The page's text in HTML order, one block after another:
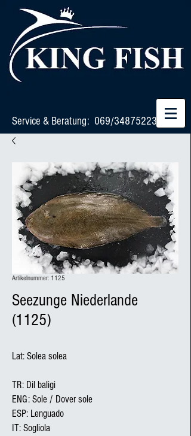
Service & Beratung: 069/34875223
Artikelnummer: 1125
Seezunge Niederlande
(1125)
Lat: Solea solea
TR: Dil baligi
ENG: Sole / Dover sole
ESP: Lenguado
IT: Sogliola